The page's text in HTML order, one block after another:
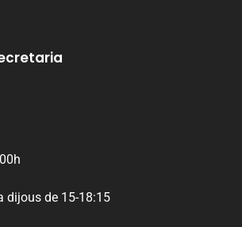
dijous de 15-18:15